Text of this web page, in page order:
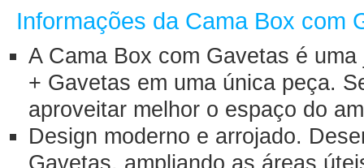
Informações da Cama Box com
A Cama Box com Gavetas é
+ Gavetas em uma única peça.
aproveitar melhor o espaço do
Design moderno e arrojado.
Gavetas, ampliando as áreas